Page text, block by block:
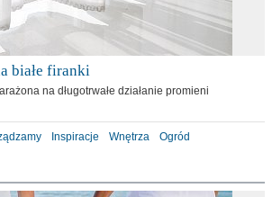
białe firanki
na długotrwałe działanie promieni
Inspiracje Wnętrza Ogród